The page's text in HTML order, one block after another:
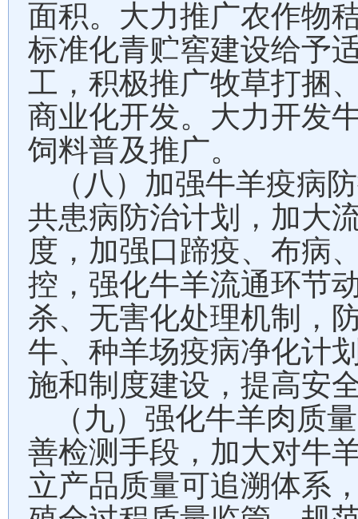
面积。大力推广农作物
标准化青贮窖建设给予
工，积极推广牧草打捆
商业化开发。大力开发
饲料普及推广。
（八）加强牛羊疫病
共患病防治计划，加大
度，加强口蹄疫、布病
控，强化牛羊流通环节
杀、无害化处理机制，
牛、种羊场疫病净化计
施和制度建设，提高安
（九）强化牛羊肉质
善检测手段，加大对牛
立产品质量可追溯体系